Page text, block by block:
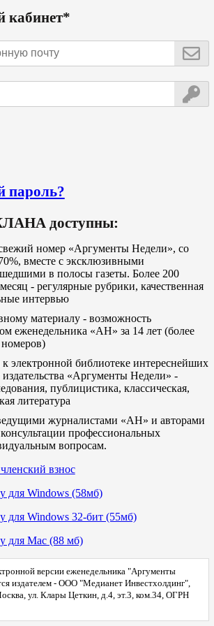
кабинет*
пароль?
доступны:
номер «Аргументы Недели», со
вместе с эксклюзивными
в полосы газеты. Более 200
- регулярные рубрики, качественная
интервью
материалу - возможность
еженедельника «АН» за 14 лет (более
электронной библиотеке интереснейших
«Аргументы Недели» -
публицистика, классическая,
литература
журналистами «АН» и авторами
профессиональных
вопросам.
взнос
для Windows (58мб)
для Windows 32-бит (55мб)
для Mac (88 мб)
версии еженедельника "Аргументы
издателем - ООО "Медианет Инвестхолдинг",
ул. Клары Цеткин, д.4, эт.3, ком.34, ОГРН